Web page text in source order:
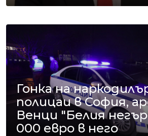
Гонка на
полицаи в София,
Венци "Белия
000 евро в него